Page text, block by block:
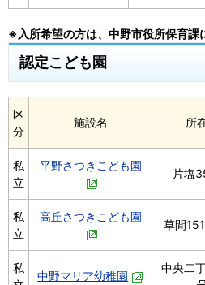
※入所希望の方は、中野市役所保育課
認定こども園
区
分
施設名 所
私
立
平野さつきこども園
片塩
私
立
高丘さつきこども園
草間
私
中野マリア幼稚園
中央二